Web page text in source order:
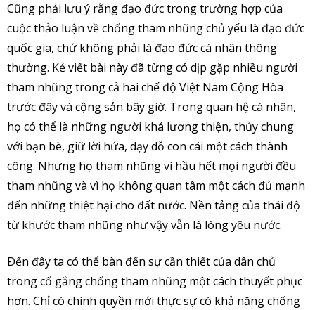
Cũng phải lưu ý rằng đạo đức trong trường hợp của
cuộc thảo luận về chống tham nhũng chủ yếu là đạo đức
quốc gia, chứ không phải là đạo đức cá nhân thông
thường. Kẻ viết bài này đã từng có dịp gặp nhiều người
tham nhũng trong cả hai chế độ Việt Nam Cộng Hòa
trước đây và cộng sản bây giờ. Trong quan hệ cá nhân,
họ có thể là những người khá lương thiện, thủy chung
với bạn bè, giữ lời hứa, dạy dỗ con cái một cách thành
công. Nhưng họ tham nhũng vì hầu hết mọi người đều
tham nhũng và vì họ không quan tâm một cách đủ mạnh
đến những thiệt hại cho đất nước. Nền tảng của thái độ
từ khước tham nhũng như vậy vẫn là lòng yêu nước.
Ðến đây ta có thể bàn đến sự cần thiết của dân chủ
trong cố gắng chống tham nhũng một cách thuyết phục
hơn. Chỉ có chính quyền mới thực sự có khả năng chống